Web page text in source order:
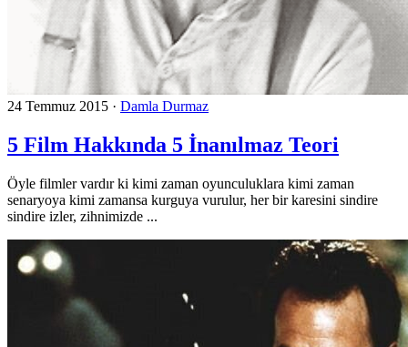
24 Temmuz 2015 · Damla Durmaz
5 Film Hakkında 5 İnanılmaz Teori
Öyle filmler vardır ki kimi zaman oyunculuklara kimi zaman
senaryoya kimi zamansa kurguya vurulur, her bir karesini sindire
sindire izler, zihnimizde ...